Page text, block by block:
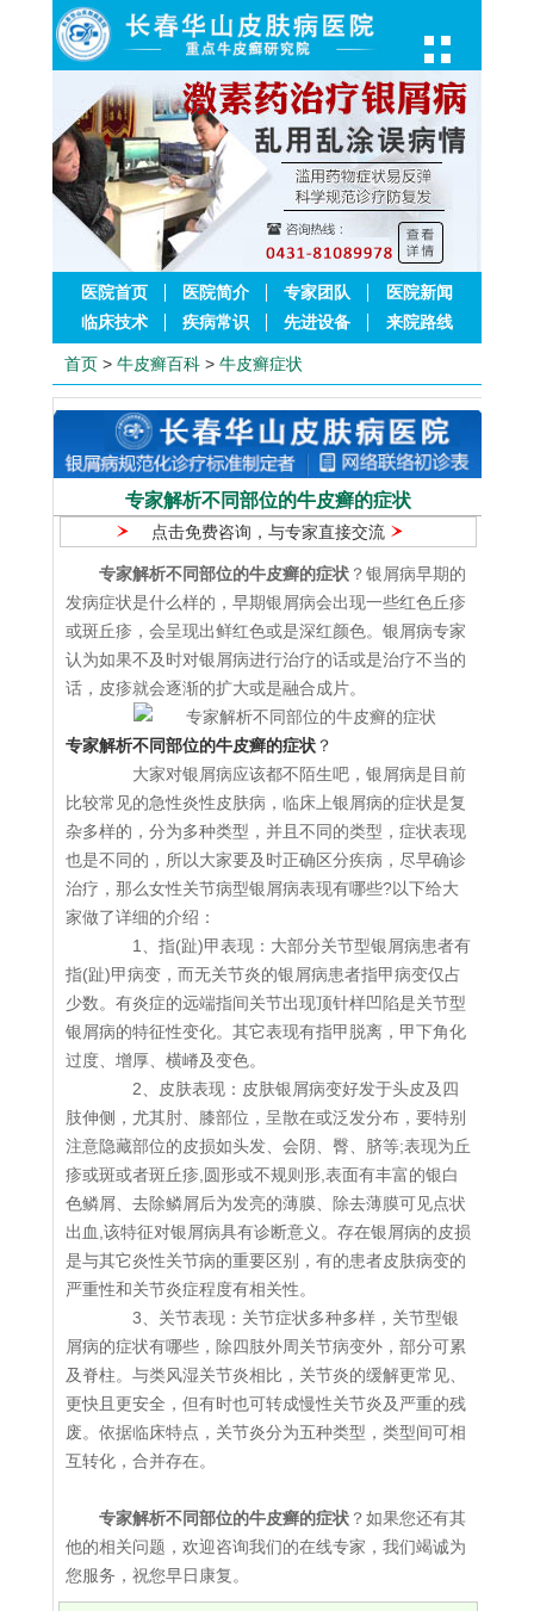
医院首页 医院简介 专家团队
医院新闻
临床技术
疾病常识 先进设备 来院路线
首页 > 牛皮癣百科 > 牛皮癣症状
专家解析不同部位的牛皮癣的症状
点击免费咨询，与专家直接交流
专家解析不同部位的牛皮癣的症状 ？银屑病早期的
发病症状是什么样的，早期银屑病会出现一些红色丘疹
或斑丘疹，会呈现出鲜红色或是深红颜色。银屑病专家
认为如果不及时对银屑病进行治疗的话或是治疗不当的
话，皮疹就会逐渐的扩大或是融合成片。
专家解析不同部位的牛皮癣的症状 ？
大家对银屑病应该都不陌生吧，银屑病是目前
比较常见的急性炎性皮肤病，临床上银屑病的症状是复
杂多样的，分为多种类型，并且不同的类型，症状表现
也是不同的，所以大家要及时正确区分疾病，尽早确诊
治疗，那么女性关节病型银屑病表现有哪些?以下给大
家做了详细的介绍：
1、指(趾)甲表现：大部分关节型银屑病患者有
指(趾)甲病变，而无关节炎的银屑病患者指甲病变仅占
少数。有炎症的远端指间关节出现顶针样凹陷是关节型
银屑病的特征性变化。其它表现有指甲脱离，甲下角化
过度、增厚、横嵴及变色。
2、皮肤表现：皮肤银屑病变好发于头皮及四
肢伸侧，尤其肘、膝部位，呈散在或泛发分布，要特别
注意隐藏部位的皮损如头发、会阴、臀、脐等;表现为丘
疹或斑或者斑丘疹,圆形或不规则形,表面有丰富的银白
色鳞屑、去除鳞屑后为发亮的薄膜、除去薄膜可见点状
出血,该特征对银屑病具有诊断意义。存在银屑病的皮损
是与其它炎性关节病的重要区别，有的患者皮肤病变的
严重性和关节炎症程度有相关性。
3、关节表现：关节症状多种多样，关节型银
屑病的症状有哪些，除四肢外周关节病变外，部分可累
及脊柱。与类风湿关节炎相比，关节炎的缓解更常见、
更快且更安全，但有时也可转成慢性关节炎及严重的残
废。依据临床特点，关节炎分为五种类型，类型间可相
互转化，合并存在。
专家解析不同部位的牛皮癣的症状 ？如果您还有其
他的相关问题，欢迎咨询我们的在线专家，我们竭诚为
您服务，祝您早日康复。